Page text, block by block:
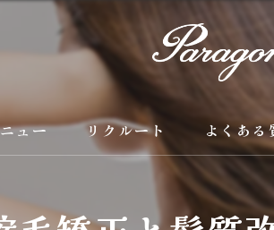
ュー リクルート よくある